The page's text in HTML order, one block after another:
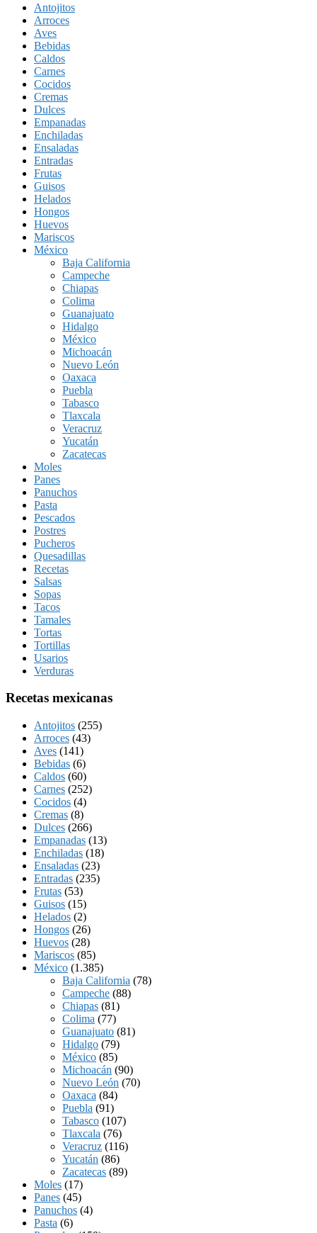
Antojitos
Arroces
Aves
Bebidas
Caldos
Carnes
Cocidos
Cremas
Dulces
Empanadas
Enchiladas
Ensaladas
Entradas
Frutas
Guisos
Helados
Hongos
Huevos
Mariscos
México
Baja California
Campeche
Chiapas
Colima
Guanajuato
Hidalgo
México
Michoacán
Nuevo León
Oaxaca
Puebla
Tabasco
Tlaxcala
Veracruz
Yucatán
Zacatecas
Moles
Panes
Panuchos
Pasta
Pescados
Postres
Pucheros
Quesadillas
Recetas
Salsas
Sopas
Tacos
Tamales
Tortas
Tortillas
Usarios
Verduras
Recetas mexicanas
Antojitos (255)
Arroces (43)
Aves (141)
Bebidas (6)
Caldos (60)
Carnes (252)
Cocidos (4)
Cremas (8)
Dulces (266)
Empanadas (13)
Enchiladas (18)
Ensaladas (23)
Entradas (235)
Frutas (53)
Guisos (15)
Helados (2)
Hongos (26)
Huevos (28)
Mariscos (85)
México (1.385)
Baja California (78)
Campeche (88)
Chiapas (81)
Colima (77)
Guanajuato (81)
Hidalgo (79)
México (85)
Michoacán (90)
Nuevo León (70)
Oaxaca (84)
Puebla (91)
Tabasco (107)
Tlaxcala (76)
Veracruz (116)
Yucatán (86)
Zacatecas (89)
Moles (17)
Panes (45)
Panuchos (4)
Pasta (6)